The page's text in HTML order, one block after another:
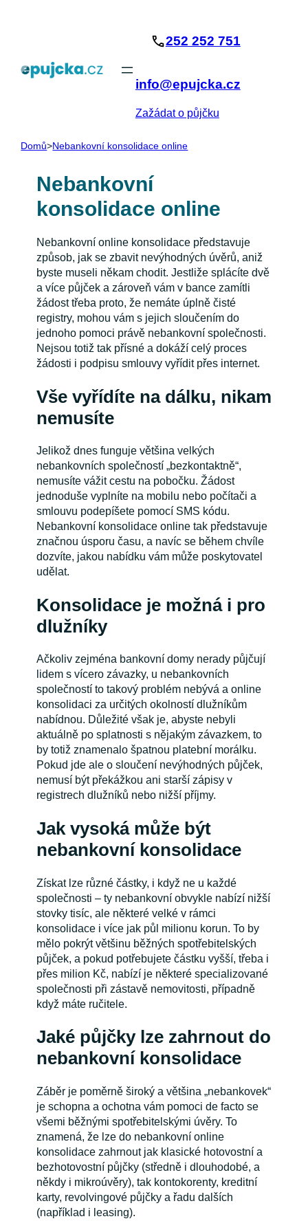
252 252 751
info@epujcka.cz
Zažádat o půjčku
Domů>Nebankovní konsolidace online
Nebankovní
konsolidace online
Nebankovní online konsolidace představuje
způsob, jak se zbavit nevýhodných úvěrů, aniž
byste museli někam chodit. Jestliže splácíte dvě
a více půjček a zároveň vám v bance zamítli
žádost třeba proto, že nemáte úplně čisté
registry, mohou vám s jejich sloučením do
jednoho pomoci právě nebankovní společnosti.
Nejsou totiž tak přísné a dokáží celý proces
žádosti i podpisu smlouvy vyřídit přes internet.
Vše vyřídíte na dálku, nikam
nemusíte
Jelikož dnes funguje většina velkých
nebankovních společností „bezkontaktně“,
nemusíte vážit cestu na pobočku. Žádost
jednoduše vyplníte na mobilu nebo počítači a
smlouvu podepíšete pomocí SMS kódu.
Nebankovní konsolidace online tak představuje
značnou úsporu času, a navíc se během chvíle
dozvíte, jakou nabídku vám může poskytovatel
udělat.
Konsolidace je možná i pro
dlužníky
Ačkoliv zejména bankovní domy nerady půjčují
lidem s vícero závazky, u nebankovních
společností to takový problém nebývá a online
konsolidaci za určitých okolností dlužníkům
nabídnou. Důležité však je, abyste nebyli
aktuálně po splatnosti s nějakým závazkem, to
by totiž znamenalo špatnou platební morálku.
Pokud jde ale o sloučení nevýhodných půjček,
nemusí být překážkou ani starší zápisy v
registrech dlužníků nebo nižší příjmy.
Jak vysoká může být
nebankovní konsolidace
Získat lze různé částky, i když ne u každé
společnosti – ty nebankovní obvykle nabízí nižší
stovky tisíc, ale některé velké v rámci
konsolidace i více jak půl milionu korun. To by
mělo pokrýt většinu běžných spotřebitelských
půjček, a pokud potřebujete částku vyšší, třeba i
přes milion Kč, nabízí je některé specializované
společnosti při zástavě nemovitosti, případně
když máte ručitele.
Jaké půjčky lze zahrnout do
nebankovní konsolidace
Záběr je poměrně široký a většina „nebankovek“
je schopna a ochotna vám pomoci de facto se
všemi běžnými spotřebitelskými úvěry. To
znamená, že lze do nebankovní online
konsolidace zahrnout jak klasické hotovostní a
bezhotovostní půjčky (středně i dlouhodobé, a
někdy i mikroúvěry), tak kontokorenty, kreditní
karty, revolvingové půjčky a řadu dalších
(například i leasing).